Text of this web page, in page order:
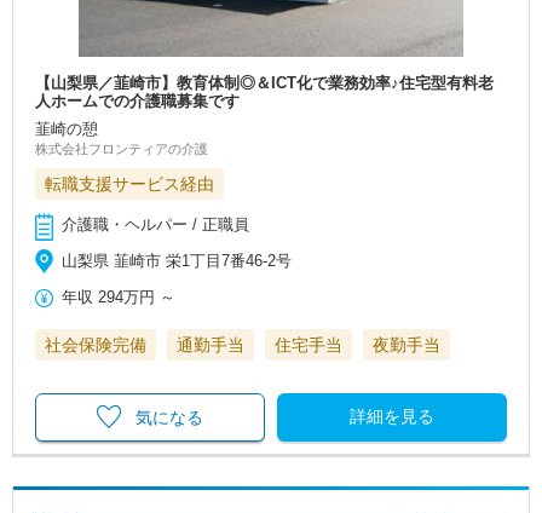
【山梨県／韮崎市】教育体制◎＆ICT化で業務効率♪住宅型有料老
人ホームでの介護職募集です
韮崎の憩
株式会社フロンティアの介護
転職支援サービス経由
介護職・ヘルパー / 正職員
山梨県 韮崎市 栄1丁目7番46-2号
年収 294万円 ～
社会保険完備 通勤手当 住宅手当 夜勤手当
詳細を見る
気になる